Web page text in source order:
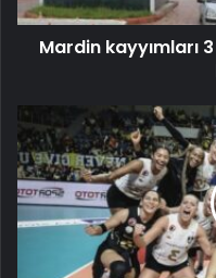
Mardin kayyımları